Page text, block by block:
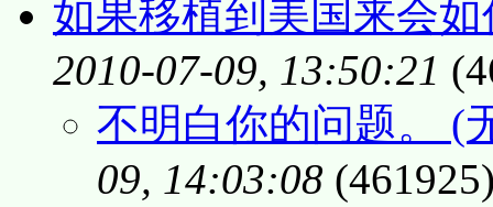
如果移植到美国来会
2010-07-09, 13:50:21
不明白你的问题。 (
09, 14:03:08